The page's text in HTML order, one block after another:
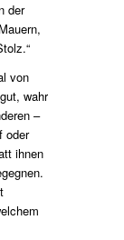
der
von
wahr
–
oder
ihnen